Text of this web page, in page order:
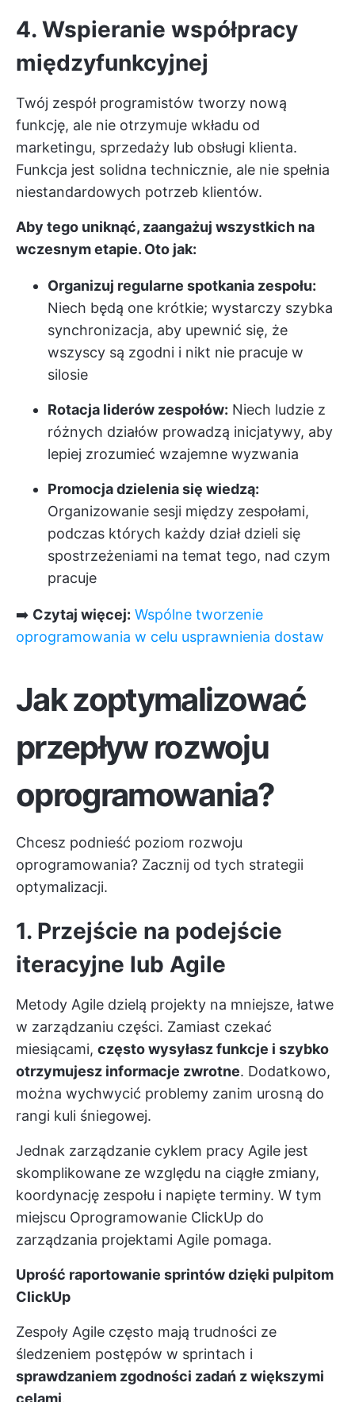
4. Wspieranie współpracy
międzyfunkcyjnej
Twój zespół programistów tworzy nową
funkcję, ale nie otrzymuje wkładu od
marketingu, sprzedaży lub obsługi klienta.
Funkcja jest solidna technicznie, ale nie spełnia
niestandardowych potrzeb klientów.
Aby tego uniknąć, zaangażuj wszystkich na
wczesnym etapie. Oto jak:
Organizuj regularne spotkania zespołu:
Niech będą one krótkie; wystarczy szybka
synchronizacja, aby upewnić się, że
wszyscy są zgodni i nikt nie pracuje w
silosie
Rotacja liderów zespołów: Niech ludzie z
różnych działów prowadzą inicjatywy, aby
lepiej zrozumieć wzajemne wyzwania
Promocja dzielenia się wiedzą:
Organizowanie sesji między zespołami,
podczas których każdy dział dzieli się
spostrzeżeniami na temat tego, nad czym
pracuje
➡️ Czytaj więcej: Wspólne tworzenie
oprogramowania w celu usprawnienia dostaw
Jak zoptymalizować
przepływ rozwoju
oprogramowania?
Chcesz podnieść poziom rozwoju
oprogramowania? Zacznij od tych strategii
optymalizacji.
1. Przejście na podejście
iteracyjne lub Agile
Metody Agile dzielą projekty na mniejsze, łatwe
w zarządzaniu części. Zamiast czekać
miesiącami, często wysyłasz funkcje i szybko
otrzymujesz informacje zwrotne. Dodatkowo,
można wychwycić problemy zanim urosną do
rangi kuli śniegowej.
Jednak zarządzanie cyklem pracy Agile jest
skomplikowane ze względu na ciągłe zmiany,
koordynację zespołu i napięte terminy. W tym
miejscu Oprogramowanie ClickUp do
zarządzania projektami Agile pomaga.
Uprość raportowanie sprintów dzięki pulpitom
ClickUp
Zespoły Agile często mają trudności ze
śledzeniem postępów w sprintach i
sprawdzaniem zgodności zadań z większymi
celami